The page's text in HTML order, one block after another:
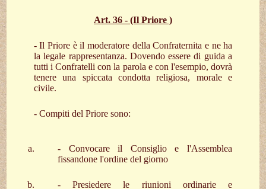
Art. 36 - (Il Priore )
- Il Priore è il moderatore della Confraternita e ne ha
la legale rappresentanza. Dovendo essere di guida a
tutti i Confratelli con la parola e con l'esempio, dovrà
tenere una spiccata condotta religiosa, morale e
civile.
- Compiti del Priore sono:
- Convocare il Consiglio e l'Assemblea
fissandone l'ordine del giorno
- Presiedere le riunioni ordinarie e